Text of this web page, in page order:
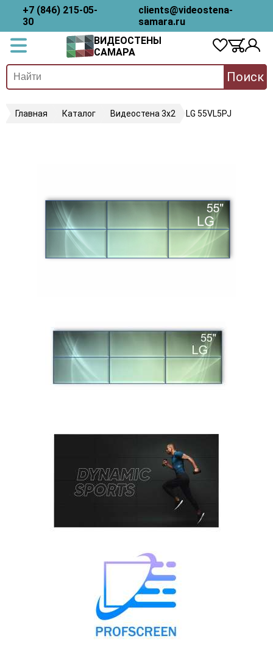
+7 (846) 215-05-
30
clients@videostena-
samara.ru
ВИДЕОСТЕНЫ
САМАРА
Поиск
Главная Каталог Видеостена 3х2 LG 55VL5PJ